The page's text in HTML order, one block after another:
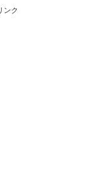
ンク